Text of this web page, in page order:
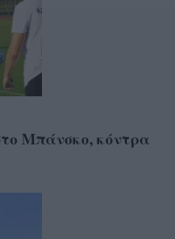
Μπάνσκο, κόντρα